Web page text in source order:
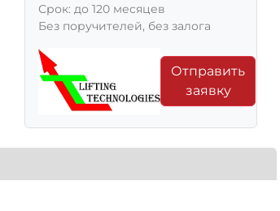
Срок: до 120 месяцев
Без поручителей, без залога
Отправить
заявку